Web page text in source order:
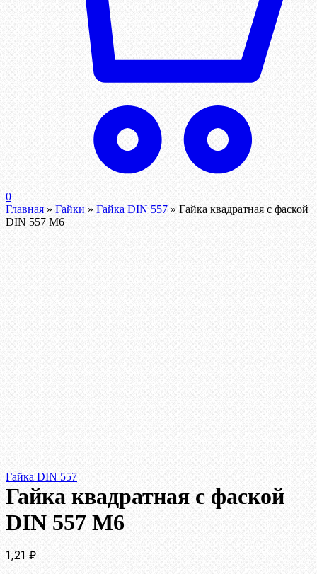
0
Главная » Гайки » Гайка DIN 557 » Гайка квадратная с фаской
DIN 557 М6
Гайка DIN 557
Гайка квадратная с фаской
DIN 557 М6
1,21 ₽